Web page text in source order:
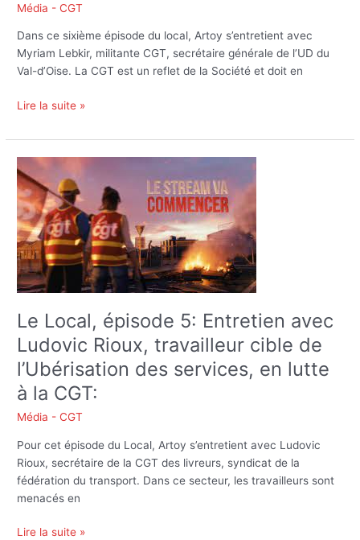
Média - CGT
Dans ce sixième épisode du local, Artoy s’entretient avec
Myriam Lebkir, militante CGT, secrétaire générale de l’UD du
Val-d’Oise. La CGT est un reflet de la Société et doit en
CGT:
Lire la suite »
Le Local, épisode 5: Entretien avec
Ludovic Rioux, travailleur cible de
l’Ubérisation des services, en lutte
à la CGT:
Média - CGT
Pour cet épisode du Local, Artoy s’entretient avec Ludovic
Rioux, secrétaire de la CGT des livreurs, syndicat de la
fédération du transport. Dans ce secteur, les travailleurs sont
menacés en
Le
Local,
épisode
5:
Entretien
avec
Ludovic
Rioux,
cible
de
l’Ubérisation
des
services,
en
à
la
CGT:
Lire la suite »